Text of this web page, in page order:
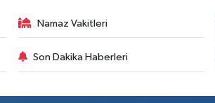
Namaz Vakitleri
Son Dakika Haberleri